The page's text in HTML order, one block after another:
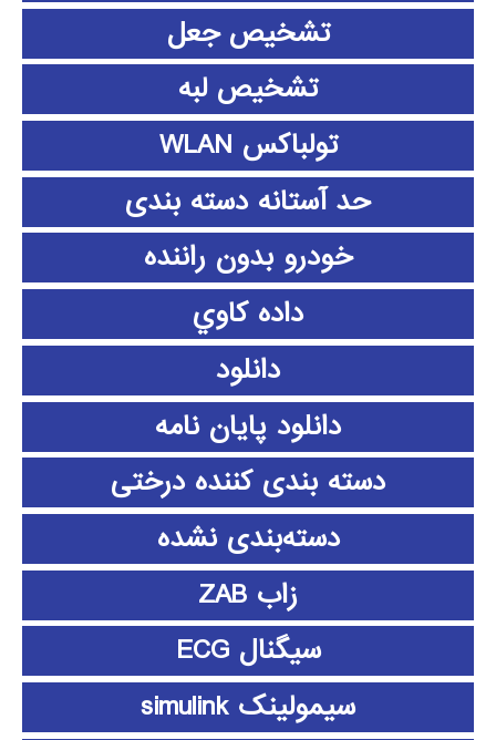
تشخیص جعل
تشخیص لبه
تولباکس WLAN
حد آستانه دسته بندی
خودرو بدون راننده
داده كاوي
دانلود
دانلود پايان نامه
دسته بندی کننده درختی
دسته‌بندی نشده
زاب ZAB
سیگنال ECG
سیمولینک simulink